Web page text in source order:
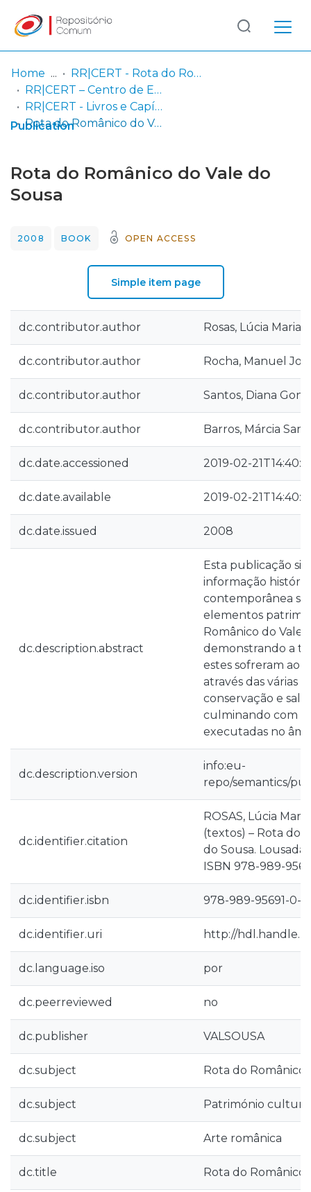
Communities
& Collections
Log
In
(current)
Home
RR|CERT - Rota do Românico | Centro de Estudos do Românico e do Território
RR|CERT – Centro de Estudos do Românico e do Território
RR|CERT - Livros e Capítulos de Livros
Rota do Românico do Vale do Sousa
Publication
Rota do Românico do Vale do
Sousa
2008 BOOK OPEN ACCESS
Simple item page
dc.contributor.author Rosas, Lúcia Maria
dc.contributor.author Rocha, Manuel
dc.contributor.author Santos, Diana
dc.contributor.author Barros, Márcia
dc.date.accessioned 2019-02-
dc.date.available 2019-02-
dc.date.issued 2008
dc.description.abstract
Esta publicação
informação
contemporânea
elementos
Românico do Vale
demonstrando a
estes sofreram ao
através das várias
conservação e
culminando com
executadas no
dc.description.version
info:eu-
repo/semantics/
dc.identifier.citation
ROSAS, Lúcia
(textos) – Rota do
do Sousa.
ISBN 978-989-
dc.identifier.isbn 978-989-95691-0-2
dc.identifier.uri http://
dc.language.iso por
dc.peerreviewed no
dc.publisher VALSOUSA
dc.subject Rota do Românico
dc.subject Património
dc.subject Arte românica
dc.title Rota do Românico